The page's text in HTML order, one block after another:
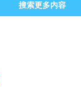
搜索更多内容